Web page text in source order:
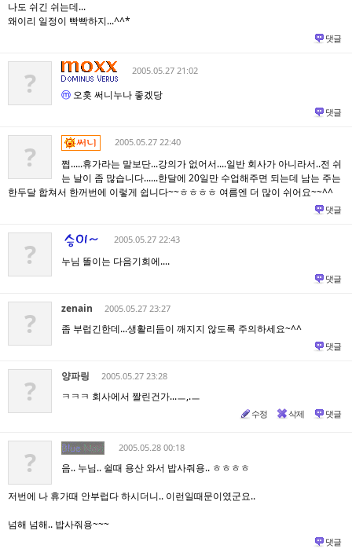
나도 쉬긴 쉬는데...
왜이리 일정이 빡빡하지...^^*
댓글
? 2005.05.27 21:02
ⓜ 오홋 써니누나 좋겠당
댓글
? 2005.05.27 22:40
쩝.....휴가라는 말보단...강의가 없어서....일반 회사가 아니라서..전 쉬
는 날이 좀 많습니다......한달에 20일만 수업해주면 되는데 남는 주는
한두달 합쳐서 한꺼번에 이렇게 쉽니다~~ㅎㅎㅎㅎ 여름엔 더 많이 쉬어요~~^^
댓글
? 2005.05.27 22:43
누님 똘이는 다음기회에....
댓글
? zenain 2005.05.27 23:27
좀 부럽긴한데...생활리듬이 깨지지 않도록 주의하세요~^^
댓글
? 양파링 2005.05.27 23:28
ㅋㅋㅋ 회사에서 짤린건가...ㅡ,.ㅡ
수정 삭제 댓글
? 2005.05.28 00:18
음.. 누님.. 쉴때 용산 와서 밥사줘용.. ㅎㅎㅎㅎ
저번에 나 휴가때 안부럽다 하시더니.. 이런일때문이였군요..
넘해 넘해.. 밥사줘용~~~
댓글